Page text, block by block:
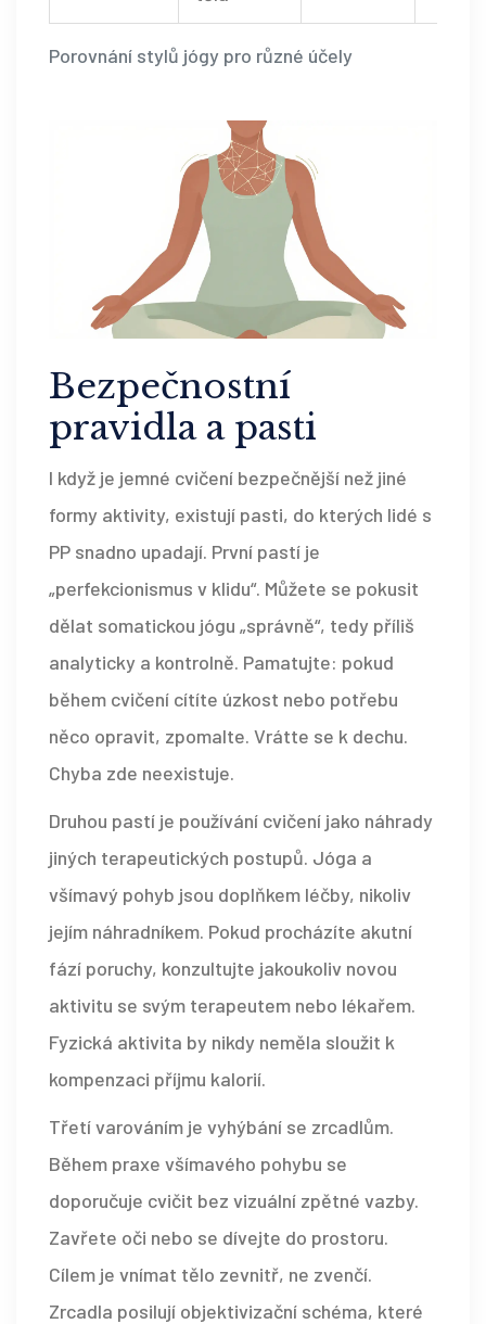
Porovnání stylů jógy pro různé účely
Bezpečnostní
pravidla a pasti
I když je jemné cvičení bezpečnější než jiné
formy aktivity, existují pasti, do kterých lidé s
PP snadno upadají. První pastí je
„perfekcionismus v klidu“. Můžete se pokusit
dělat somatickou jógu „správně“, tedy příliš
analyticky a kontrolně. Pamatujte: pokud
během cvičení cítíte úzkost nebo potřebu
něco opravit, zpomalte. Vrátte se k dechu.
Chyba zde neexistuje.
Druhou pastí je používání cvičení jako náhrady
jiných terapeutických postupů. Jóga a
všímavý pohyb jsou doplňkem léčby, nikoliv
jejím náhradníkem. Pokud procházíte akutní
fází poruchy, konzultujte jakoukoliv novou
aktivitu se svým terapeutem nebo lékařem.
Fyzická aktivita by nikdy neměla sloužit k
kompenzaci příjmu kalorií.
Třetí varováním je vyhýbání se zrcadlům.
Během praxe všímavého pohybu se
doporučuje cvičit bez vizuální zpětné vazby.
Zavřete oči nebo se dívejte do prostoru.
Cílem je vnímat tělo zevnitř, ne zvenčí.
Zrcadla posilují objektivizační schéma, které